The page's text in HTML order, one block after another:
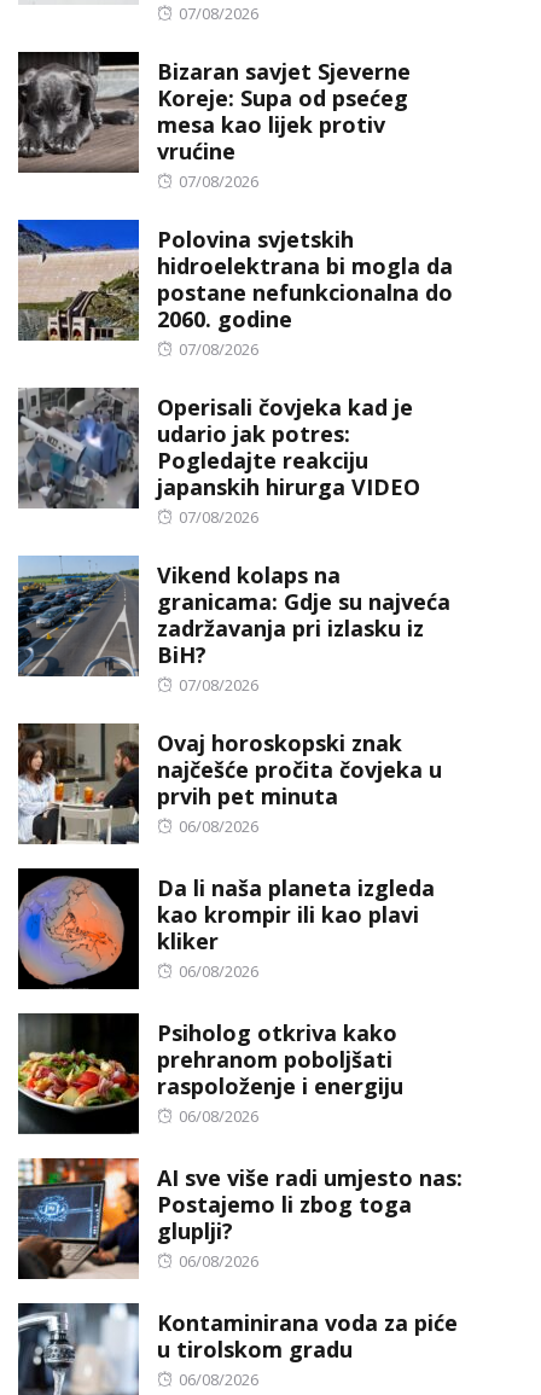
Posted
07/08/2026
Bizaran savjet Sjeverne
Koreje: Supa od psećeg
mesa kao lijek protiv
vrućine
Posted
07/08/2026
Polovina svjetskih
hidroelektrana bi mogla da
postane nefunkcionalna do
2060. godine
Posted
07/08/2026
Operisali čovjeka kad je
udario jak potres:
Pogledajte reakciju
japanskih hirurga VIDEO
Posted
07/08/2026
Vikend kolaps na
granicama: Gdje su najveća
zadržavanja pri izlasku iz
BiH?
Posted
07/08/2026
Ovaj horoskopski znak
najčešće pročita čovjeka u
prvih pet minuta
Posted
06/08/2026
Da li naša planeta izgleda
kao krompir ili kao plavi
kliker
Posted
06/08/2026
Psiholog otkriva kako
prehranom poboljšati
raspoloženje i energiju
Posted
06/08/2026
AI sve više radi umjesto nas:
Postajemo li zbog toga
gluplji?
Posted
06/08/2026
Kontaminirana voda za piće
u tirolskom gradu
Posted
06/08/2026